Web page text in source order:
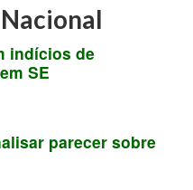
indícios de
SE
parecer sobre